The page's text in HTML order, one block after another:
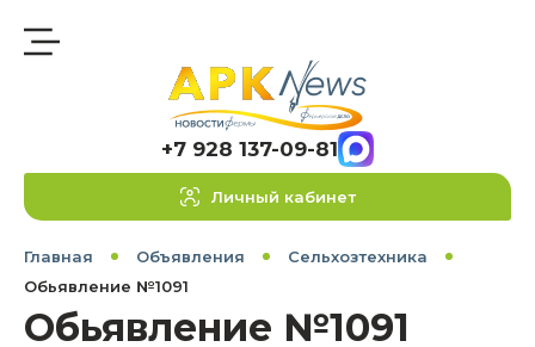
+7 928 137-09-81
Личный кабинет
Главная Объявления
Сельхозтехника
Обьявление №1091
Обьявление №1091